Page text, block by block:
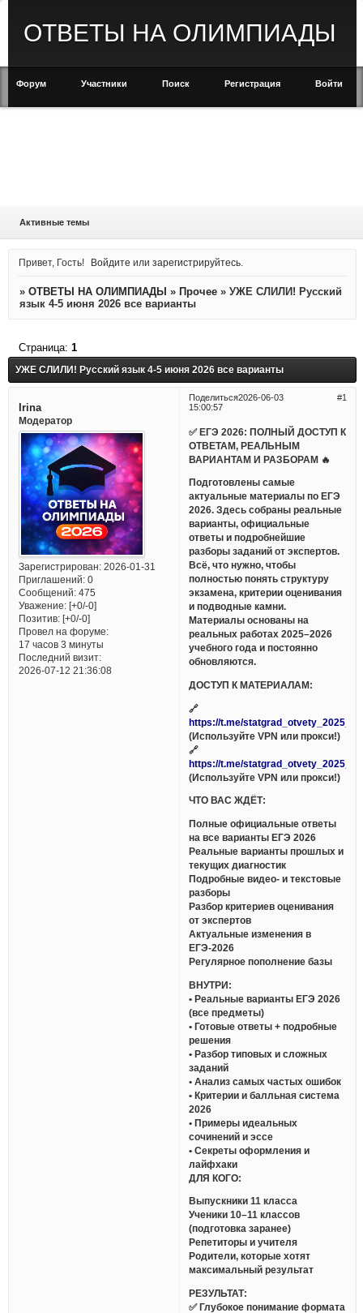
ОТВЕТЫ НА ОЛИМПИАДЫ
Форум Участники Поиск Регистрация Войти
Активные темы
Привет, Гость! Войдите илизарегистрируйтесь
» ОТВЕТЫ НА ОЛИМПИАДЫ » Прочее » УЖЕ СЛИЛИ! Русский
язык 4-5 июня 2026 все варианты
УЖЕ СЛИЛИ! Русский язык 4-5 июня 2026 все варианты
Страница: 1
Поделиться 1
2026-06-03
15:00:57
Irina
Модератор
Зарегистрирован: 2026-01-31
Приглашений:0
Сообщений:475
Уважение: [+0/-0]
Позитив: [+0/-0]
Провел на форуме:
17 часов 3 минуты
Последний визит:
2026-07-12 21:36:08
✅ ЕГЭ 2026: ПОЛНЫЙ ДОСТУП К
ОТВЕТАМ, РЕАЛЬНЫМ
ВАРИАНТАМ И РАЗБОРАМ 🔥
Подготовлены самые
актуальные материалы по ЕГЭ
2026. Здесь собраны реальные
варианты, официальные
ответы и подробнейшие
разборы заданий от экспертов.
Всё, что нужно, чтобы
полностью понять структуру
экзамена, критерии оценивания
и подводные камни.
Материалы основаны на
реальных работах 2025–2026
учебного года и постоянно
обновляются.
ДОСТУП К МАТЕРИАЛАМ:
🔗
https://t.me/
(Используйте VPN или прокси!)
🔗
https://t.me/
(Используйте VPN или прокси!)
ЧТО ВАС ЖДЁТ:
Полные официальные ответы
на все варианты ЕГЭ 2026
Реальные варианты прошлых и
текущих диагностик
Подробные видео- и текстовые
разборы
Разбор критериев оценивания
от экспертов
Актуальные изменения в
ЕГЭ-2026
Регулярное пополнение базы
ВНУТРИ:
• Реальные варианты ЕГЭ 2026
(все предметы)
• Готовые ответы + подробные
решения
• Разбор типовых и сложных
заданий
• Анализ самых частых ошибок
• Критерии и балльная система
2026
• Примеры идеальных
сочинений и эссе
• Секреты оформления и
лайфхаки
ДЛЯ КОГО:
Выпускники 11 класса
Ученики 10–11 классов
(подготовка заранее)
Репетиторы и учителя
Родители, которые хотят
максимальный результат
РЕЗУЛЬТАТ:
✅ Глубокое понимание формата